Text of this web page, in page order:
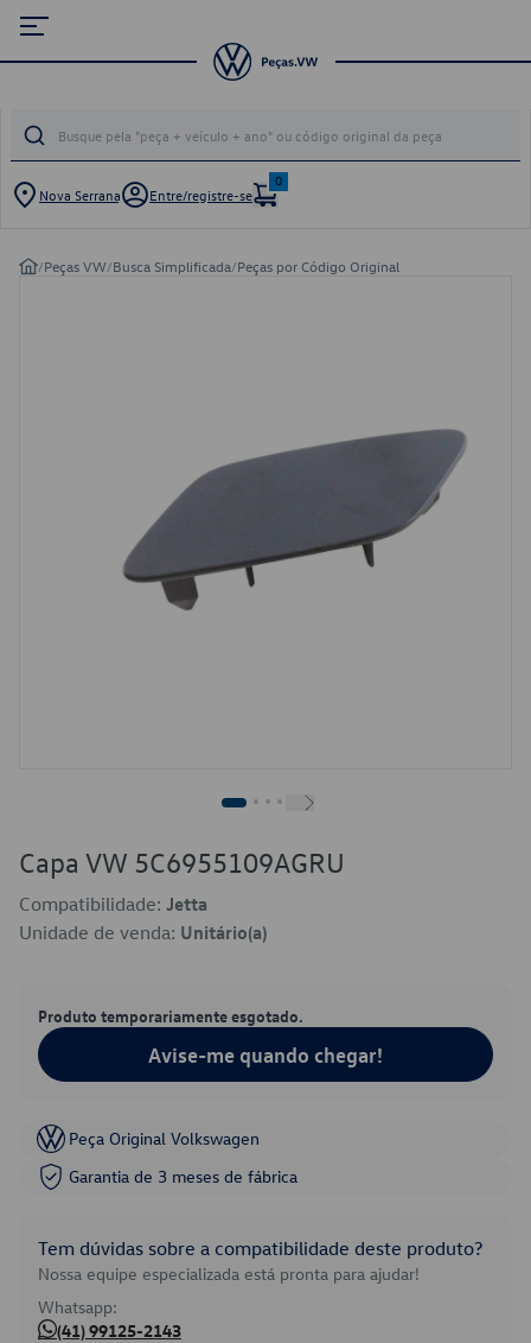
Nova Serrana Entre/registre-se
0
/Peças VW/Busca Simplificada/Peças por Código Original
Capa VW 5C6955109AGRU
Compatibilidade: Jetta
Unidade de venda: Unitário(a)
Produto temporariamente esgotado.
Avise-me quando chegar!
Peça Original Volkswagen
Garantia de 3 meses de fábrica
Tem dúvidas sobre a compatibilidade deste produto?
Nossa equipe especializada está pronta para ajudar!
Whatsapp:
(41) 99125-2143